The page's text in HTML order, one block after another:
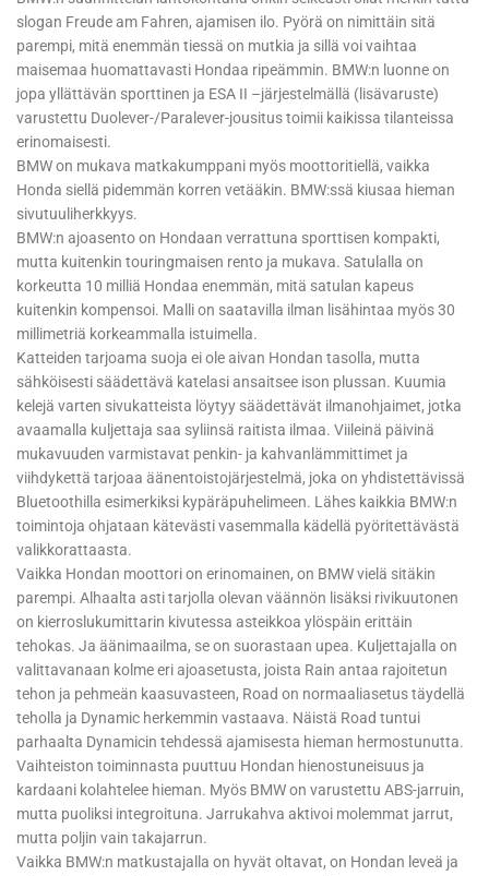
slogan Freude am Fahren, ajamisen ilo. Pyörä on nimittäin sitä
parempi, mitä enemmän tiessä on mutkia ja sillä voi vaihtaa
maisemaa huomattavasti Hondaa ripeämmin. BMW:n luonne on
jopa yllättävän sporttinen ja ESA II –järjestelmällä (lisävaruste)
varustettu Duolever-/Paralever-jousitus toimii kaikissa tilanteissa
erinomaisesti.
BMW on mukava matkakumppani myös moottoritiellä, vaikka
Honda siellä pidemmän korren vetääkin. BMW:ssä kiusaa hieman
sivutuuliherkkyys.
BMW:n ajoasento on Hondaan verrattuna sporttisen kompakti,
mutta kuitenkin touringmaisen rento ja mukava. Satulalla on
korkeutta 10 milliä Hondaa enemmän, mitä satulan kapeus
kuitenkin kompensoi. Malli on saatavilla ilman lisähintaa myös 30
millimetriä korkeammalla istuimella.
Katteiden tarjoama suoja ei ole aivan Hondan tasolla, mutta
sähköisesti säädettävä katelasi ansaitsee ison plussan. Kuumia
kelejä varten sivukatteista löytyy säädettävät ilmanohjaimet, jotka
avaamalla kuljettaja saa syliinsä raitista ilmaa. Viileinä päivinä
mukavuuden varmistavat penkin- ja kahvanlämmittimet ja
viihdykettä tarjoaa äänentoistojärjestelmä, joka on yhdistettävissä
Bluetoothilla esimerkiksi kypäräpuhelimeen. Lähes kaikkia BMW:n
toimintoja ohjataan kätevästi vasemmalla kädellä pyöritettävästä
valikkorattaasta.
Vaikka Hondan moottori on erinomainen, on BMW vielä sitäkin
parempi. Alhaalta asti tarjolla olevan väännön lisäksi rivikuutonen
on kierroslukumittarin kivutessa asteikkoa ylöspäin erittäin
tehokas. Ja äänimaailma, se on suorastaan upea. Kuljettajalla on
valittavanaan kolme eri ajoasetusta, joista Rain antaa rajoitetun
tehon ja pehmeän kaasuvasteen, Road on normaaliasetus täydellä
teholla ja Dynamic herkemmin vastaava. Näistä Road tuntui
parhaalta Dynamicin tehdessä ajamisesta hieman hermostunutta.
Vaihteiston toiminnasta puuttuu Hondan hienostuneisuus ja
kardaani kolahtelee hieman. Myös BMW on varustettu ABS-jarruin,
mutta puoliksi integroituna. Jarrukahva aktivoi molemmat jarrut,
mutta poljin vain takajarrun.
Vaikka BMW:n matkustajalla on hyvät oltavat, on Hondan leveä ja